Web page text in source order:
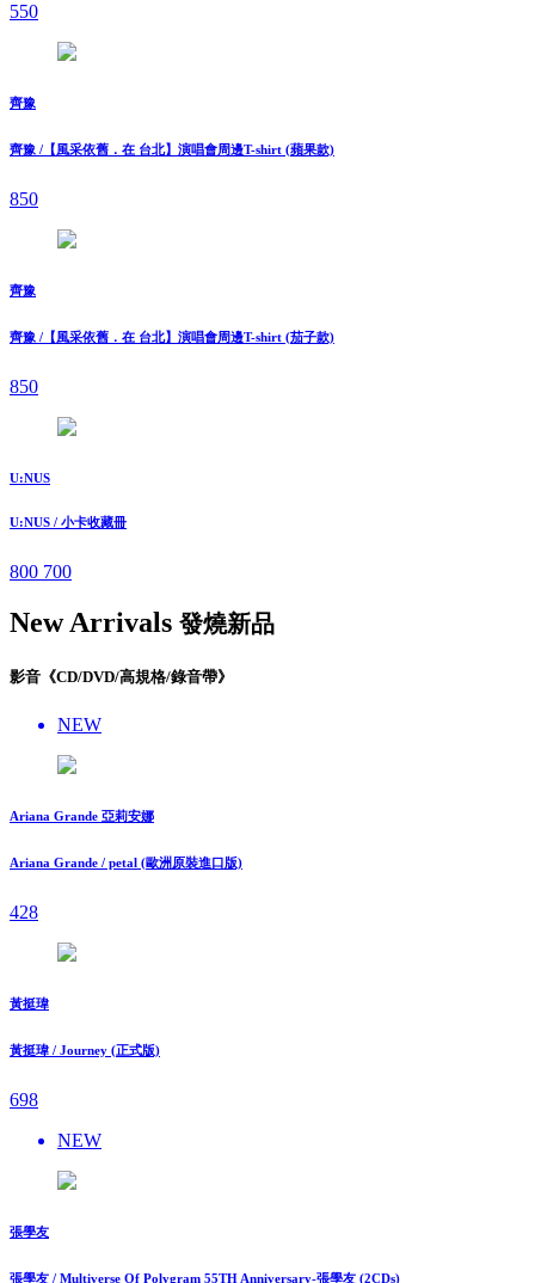
550
齊豫
齊豫 /【風采依舊．在 台北】演唱會周邊T-shirt (蘋果款)
850
齊豫
齊豫 /【風采依舊．在 台北】演唱會周邊T-shirt (茄子款)
850
U:NUS
U:NUS / 小卡收藏冊
800 700
New Arrivals 發燒新品
影音《CD/DVD/高規格/錄音帶》
NEW
Ariana Grande 亞莉安娜
Ariana Grande / petal (歐洲原裝進口版)
428
黃挺瑋
黃挺瑋 / Journey (正式版)
698
NEW
張學友
張學友 / Multiverse Of Polygram 55TH Anniversary-張學友 (2CDs)